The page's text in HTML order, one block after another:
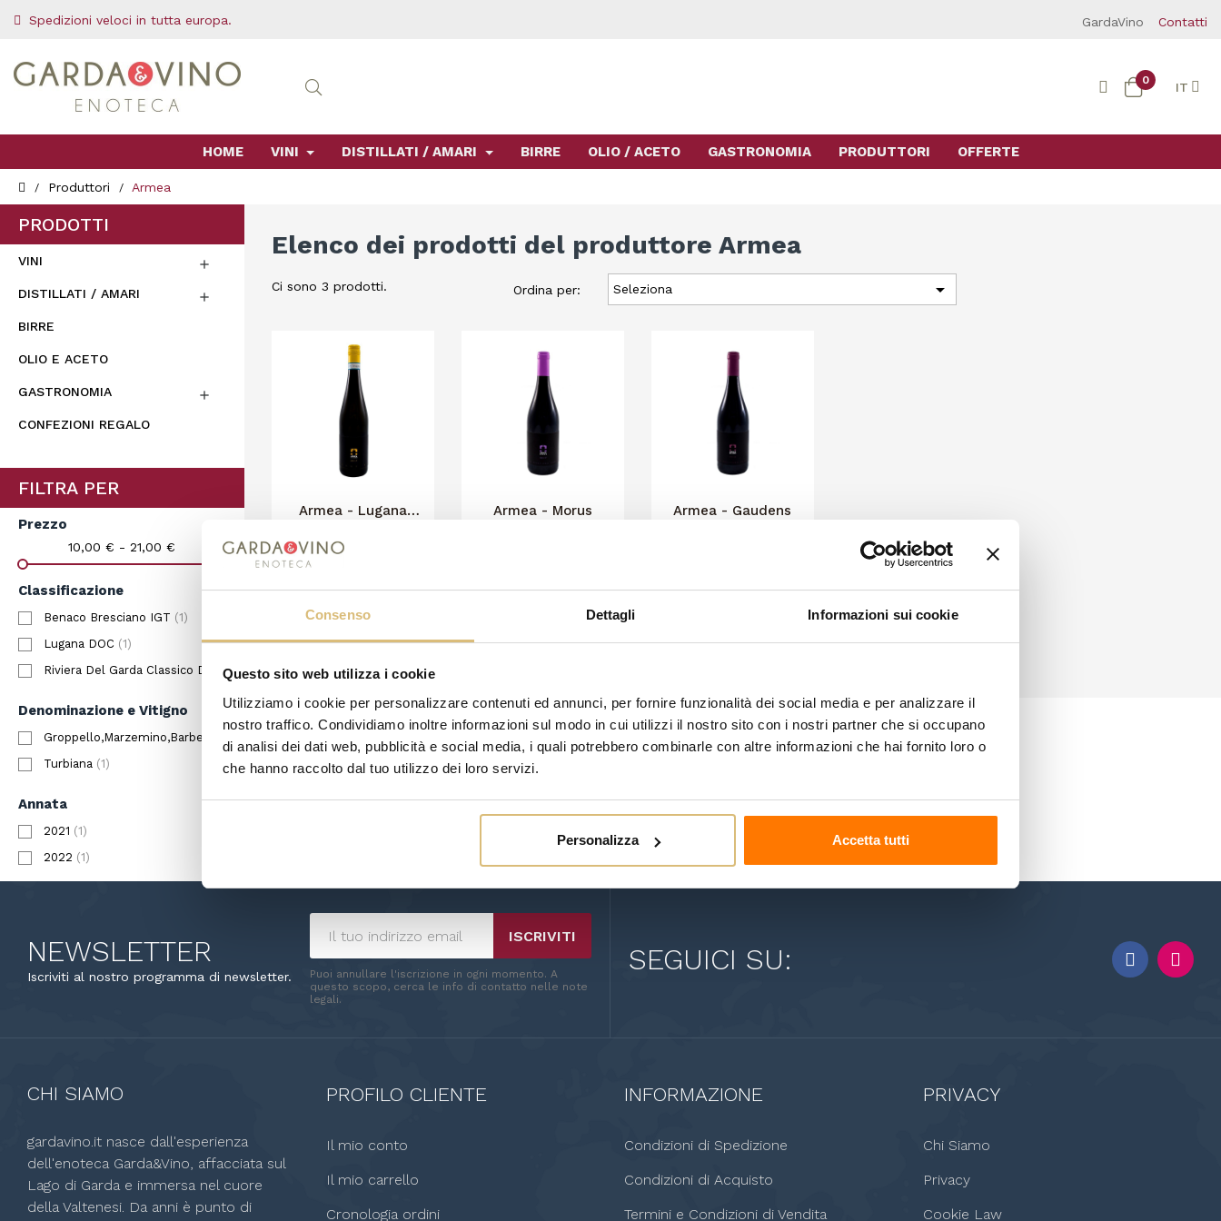
Consenso Dettagli Informazioni sui cookie
Questo sito web utilizza i cookie
Utilizziamo i cookie per personalizzare contenuti ed annunci, per fornire funzionalità dei social media e per analizzare il
nostro traffico. Condividiamo inoltre informazioni sul modo in cui utilizzi il nostro sito con i nostri partner che si occupano
di analisi dei dati web, pubblicità e social media, i quali potrebbero combinarle con altre informazioni che hai fornito loro o
che hanno raccolto dal tuo utilizzo dei loro servizi.
Personalizza Accetta tutti
Spedizioni veloci in tutta europa. GardaVino Contatti
0 IT
HOME VINI DISTILLATI / AMARI BIRRE OLIO / ACETO GASTRONOMIA PRODUTTORI OFFERTE
Produttori Armea
PRODOTTI
VINI

DISTILLATI / AMARI

BIRRE
OLIO E ACETO
GASTRONOMIA

CONFEZIONI REGALO
FILTRA PER
Prezzo
10,00 € - 21,00 €
Classificazione
Benaco Bresciano IGT (1)
Lugana DOC (1)
(1)
Denominazione e Vitigno
Turbiana (1)
Annata
2021 (1)
2022 (1)
Elenco dei prodotti del produttore Armea
Ci sono 3 prodotti. Ordina per: Seleziona 
Armea - Lugana
12,50 €
Armea - Morus Armea - Gaudens
NEWSLETTER
Iscriviti al nostro programma di newsletter.
ISCRIVITI
Puoi annullare l'iscrizione in ogni momento. A
questo scopo, cerca le info di contatto nelle note
legali.
SEGUICI SU:
CHI SIAMO
gardavino.it nasce dall'esperienza
dell'enoteca Garda&Vino, affacciata sul
Lago di Garda e immersa nel cuore
della Valtenesi. Da anni è punto di
PROFILO CLIENTE
Il mio conto
Il mio carrello
Cronologia ordini
INFORMAZIONE
Condizioni di Spedizione
Condizioni di Acquisto
Termini e Condizioni di Vendita
PRIVACY
Chi Siamo
Privacy
Cookie Law